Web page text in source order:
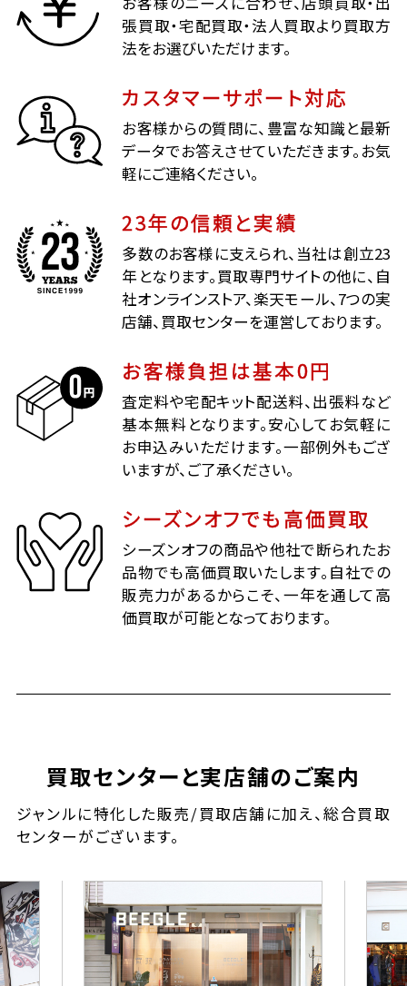
張買取・宅配買取・法人買取より買取方
法をお選びいただけます。
カスタマーサポート対応
お客様からの質問に、豊富な知識と最新
データでお答えさせていただきます。お気
軽にご連絡ください。
23年の信頼と実績
多数のお客様に支えられ、当社は創立23
年となります。買取専門サイトの他に、自
社オンラインストア、楽天モール、7つの実
店舗、買取センターを運営しております。
お客様負担は基本0円
査定料や宅配キット配送料、出張料など
基本無料となります。安心してお気軽に
お申込みいただけます。一部例外もござ
いますが、ご了承ください。
シーズンオフでも高価買取
シーズンオフの商品や他社で断られたお
品物でも高価買取いたします。自社での
販売力があるからこそ、一年を通して高
価買取が可能となっております。
買取センターと実店舗のご案内
ジャンルに特化した販売/買取店舗に加え、総合買取
センターがございます。